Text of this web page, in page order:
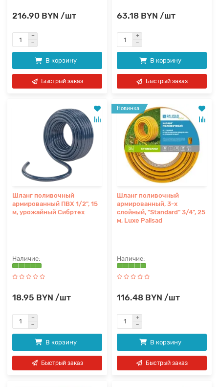
216.90 BYN /шт
В корзину
Быстрый заказ
63.18 BYN /шт
В корзину
Быстрый заказ
Шланг поливочный
армированный ПВХ 1/2", 15
м, урожайный Сибртех
18.95 BYN /шт
В корзину
Быстрый заказ
Новинка
Шланг поливочный
армированный, 3-х
слойный, "Standard" 3/4", 25
м, Luxe Palisad
116.48 BYN /шт
В корзину
Быстрый заказ